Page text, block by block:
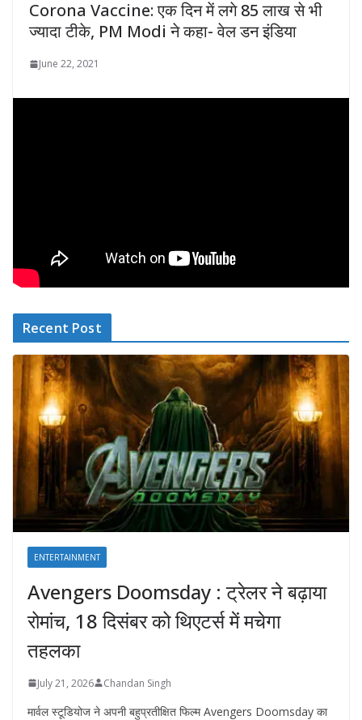
Corona Vaccine: एक दिन में लगे 85 लाख से भी
ज्यादा टीके, PM Modi ने कहा- वेल डन इंडिया
June 22, 2021
Recent Post
ENTERTAINMENT
Avengers Doomsday : ट्रेलर ने बढ़ाया
रोमांच, 18 दिसंबर को थिएटर्स में मचेगा
तहलका
July 21, 2026 Chandan Singh
मार्वल स्टूडियोज ने अपनी बहुप्रतीक्षित फिल्म Avengers Doomsday का